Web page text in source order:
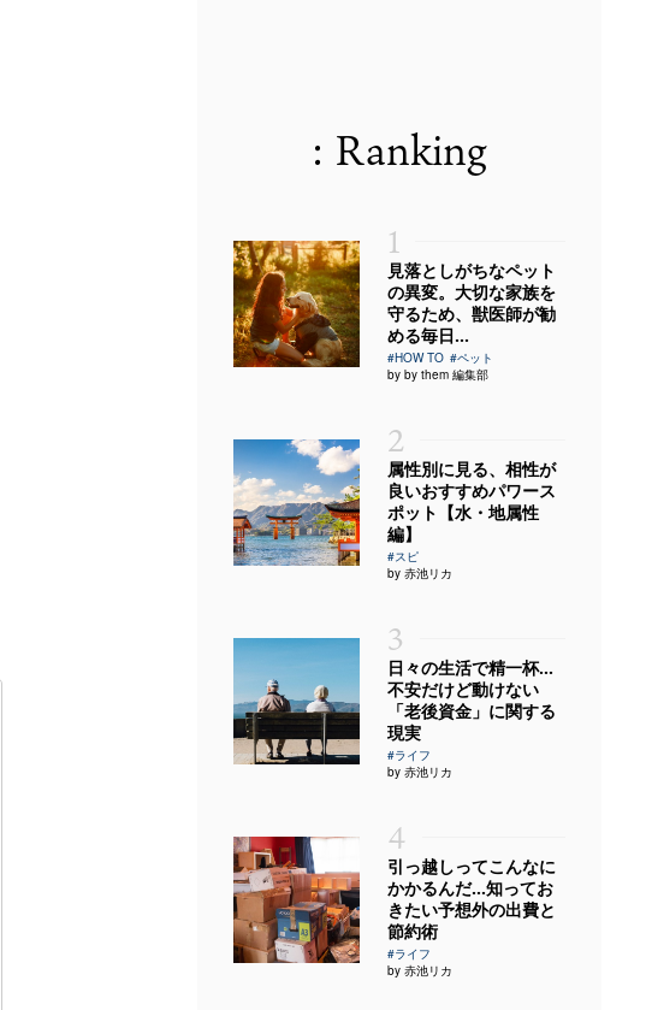
: Ranking
1
見落としがちなペット
の異変。大切な家族を
守るため、獣医師が勧
める毎日...
#HOW TO #ペット
by by them 編集部
2
属性別に見る、相性が
良いおすすめパワース
ポット【水・地属性
編】
#スピ
by 赤池リカ
3
日々の生活で精一杯…
不安だけど動けない
「老後資金」に関する
現実
#ライフ
by 赤池リカ
4
引っ越しってこんなに
かかるんだ…知ってお
きたい予想外の出費と
節約術
#ライフ
by 赤池リカ